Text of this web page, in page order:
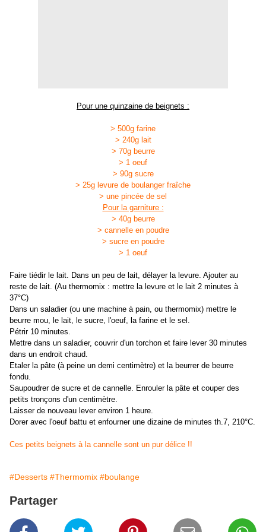
Pour une quinzaine de beignets :
> 500g farine
> 240g lait
> 70g beurre
> 1 oeuf
> 90g sucre
> 25g levure de boulanger fraîche
> une pincée de sel
Pour la garniture :
> 40g beurre
> cannelle en poudre
> sucre en poudre
> 1 oeuf
Faire tiédir le lait. Dans un peu de lait, délayer la levure. Ajouter au
reste de lait. (Au thermomix : mettre la levure et le lait 2 minutes à
37°C)
Dans un saladier (ou une machine à pain, ou thermomix) mettre le
beurre mou, le lait, le sucre, l'oeuf, la farine et le sel.
Pétrir 10 minutes.
Mettre dans un saladier, couvrir d'un torchon et faire lever 30 minutes
dans un endroit chaud.
Etaler la pâte (à peine un demi centimètre) et la beurrer de beurre
fondu.
Saupoudrer de sucre et de cannelle. Enrouler la pâte et couper des
petits tronçons d'un centimètre.
Laisser de nouveau lever environ 1 heure.
Dorer avec l'oeuf battu et enfourner une dizaine de minutes th.7, 210°C.
Ces petits beignets à la cannelle sont un pur délice !!
#Desserts #Thermomix #boulange
Partager